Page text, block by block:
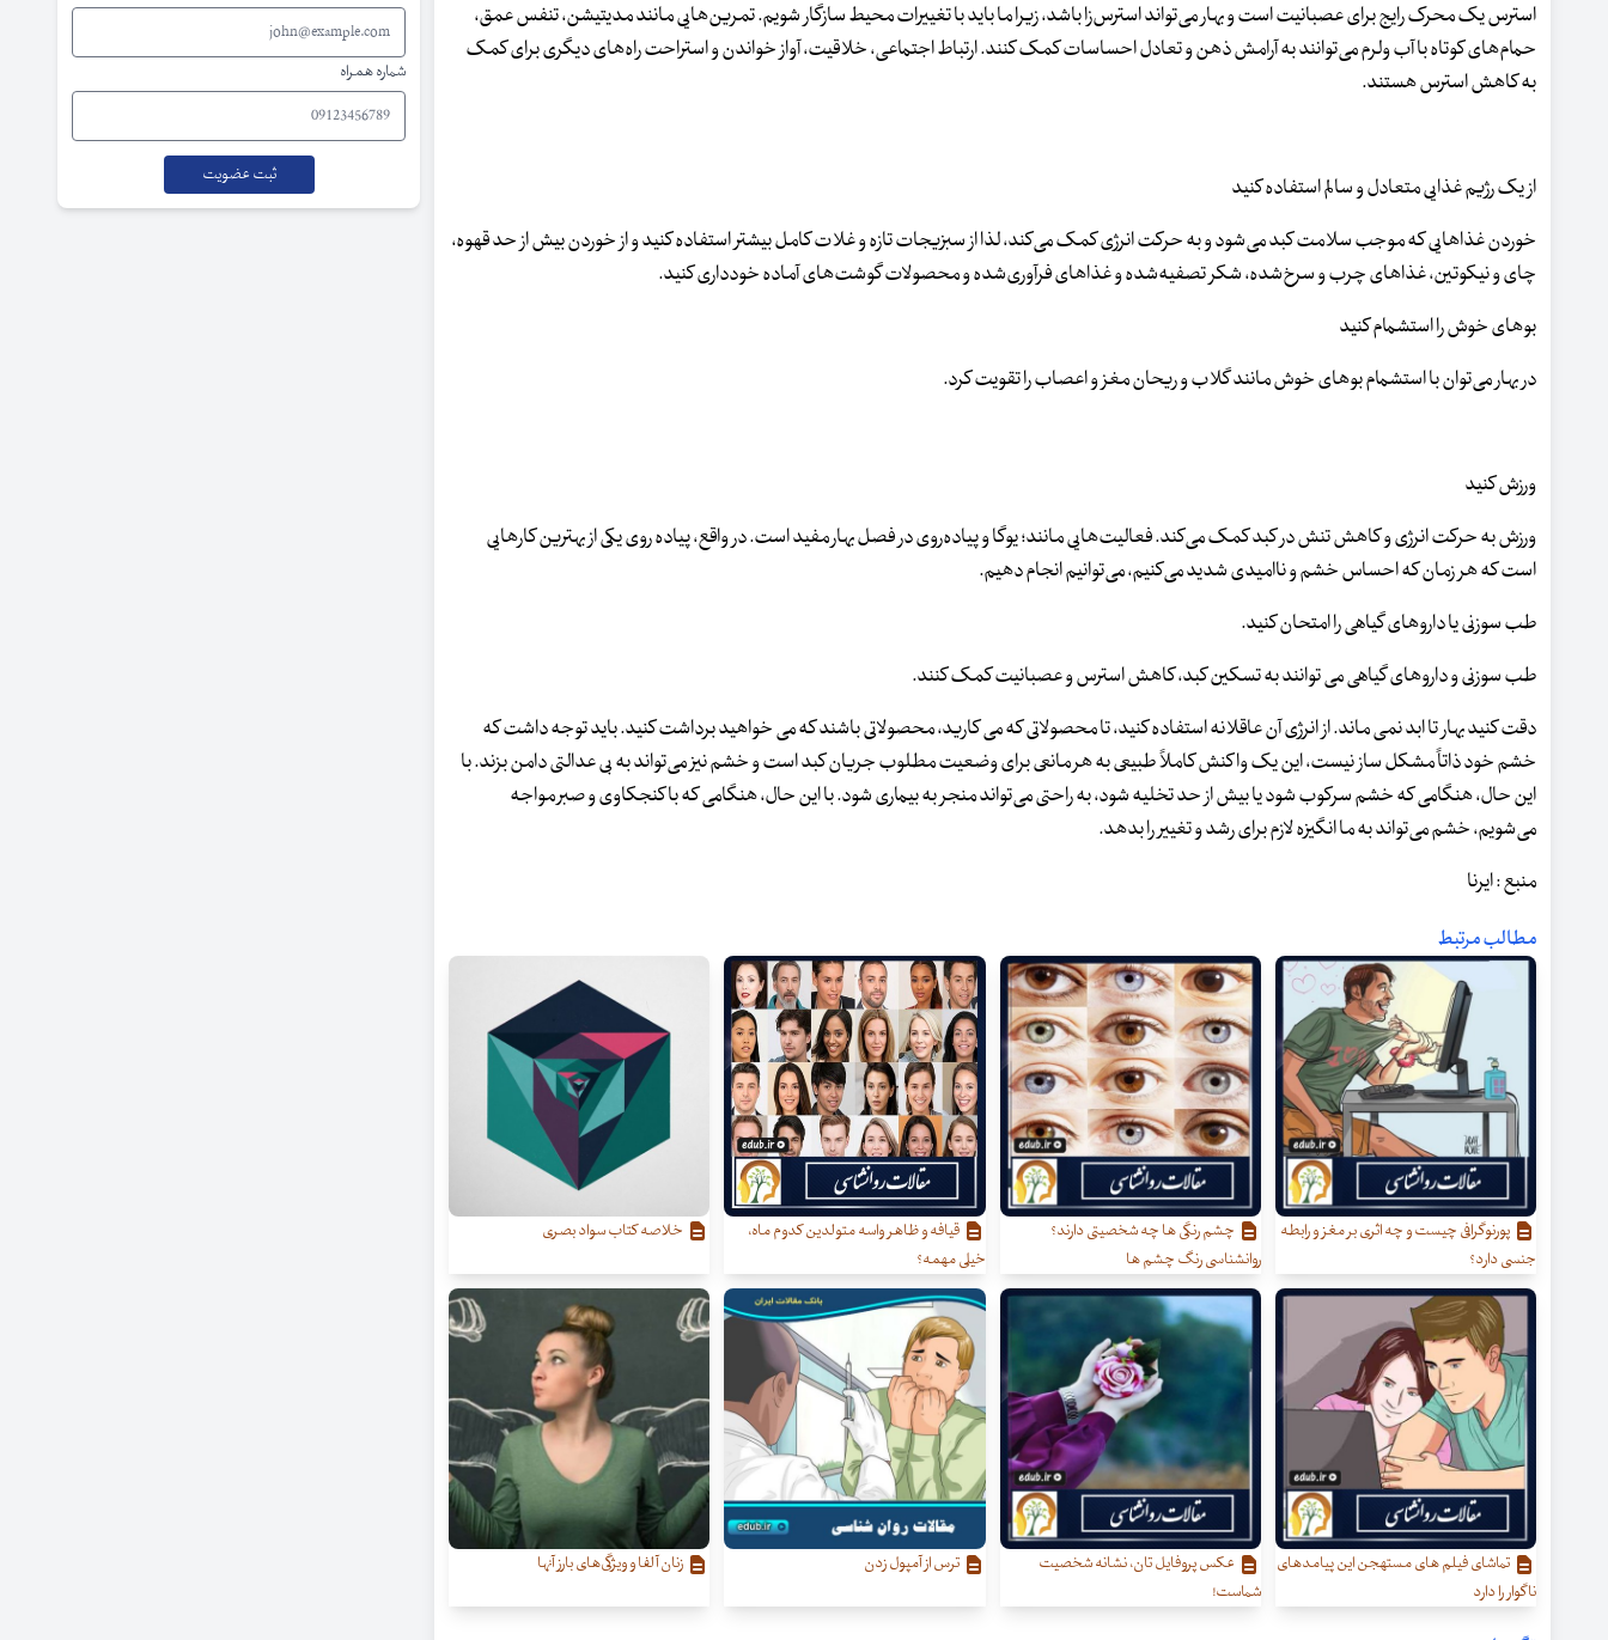
استرس یک محرک رایج برای عصبانیت است و بهار می‌تواند استرس‌زا باشد، زیرا ما باید با تغییرات محیط سازگار شویم. تمرین‌هایی مانند مدیتیشن، تنفس عمق،
حمام‌های کوتاه با ‌آب ولرم می‌توانند به آرامش ذهن و تعادل احساسات کمک کنند. ارتباط اجتماعی، خلاقیت، آواز خواندن و استراحت راه‌های دیگری برای کمک
به کاهش استرس هستند.
از یک رژیم غذایی متعادل و سالم استفاده کنید
خوردن غذاهایی که موجب سلامت کبد می‌شود و به حرکت انرژی کمک می‌کند، لذا از سبزیجات تازه و غلات کامل بیشتر استفاده کنید و از خوردن بیش از حد قهوه،
چای و نیکوتین، غذاهای چرب و سرخ‌شده، شکر تصفیه‌شده و غذاهای فرآوری‌شده و محصولات گوشت‌های آماده خودداری کنید.
بوهای خوش را استشمام کنید
در بهار می‌توان با استشمام بوهای خوش مانند گلاب و ریحان مغز و اعصاب را تقویت کرد.
ورزش کنید
ورزش به حرکت انرژی و کاهش تنش در کبد کمک می‌کند. فعالیت‌هایی مانند؛ یوگا و پیاده‌روی در فصل بهار مفید است. در واقع، پیاده روی یکی از بهترین کارهایی
است که هر زمان که احساس خشم و ناامیدی شدید می‌کنیم، می‌توانیم انجام دهیم.
طب سوزنی یا داروهای گیاهی را امتحان کنید.
طب سوزنی و داروهای گیاهی می توانند به تسکین کبد، کاهش استرس و عصبانیت کمک کنند.
دقت کنید بهار تا ابد نمی ماند. از انرژی آن عاقلانه استفاده کنید، تا محصولاتی که می کارید، محصولاتی باشند که می خواهید برداشت کنید. باید توجه داشت که
خشم خود ذاتاً مشکل ساز نیست، این یک واکنش کاملاً طبیعی به هر مانعی برای وضعیت مطلوب جریان کبد است و خشم نیز می‌تواند به بی عدالتی دامن بزند. با
این حال، هنگامی که خشم سرکوب شود یا بیش از حد تخلیه شود، به راحتی می‌تواند منجر به بیماری شود. با این حال، هنگامی که با کنجکاوی و صبر مواجه
می‌شویم، خشم می‌تواند به ما انگیزه لازم برای رشد و تغییر را بدهد.
منبع : ایرنا
مطالب مرتبط
پورنوگرافی چیست و چه اثری بر مغز و رابطه
جنسی دارد؟
چشم رنگی ها چه شخصیتی دارند؟
روانشناسی رنگ چشم ها
قیافه و ظاهر واسه متولدین کدوم ماه،
خیلی مهمه؟
خلاصه کتاب سواد بصری
تماشای فیلم های مستهجن این پیامدهای
ناگوار را دارد
عکس پروفایل تان، نشانه شخصیت
شماست!
ترس از آمپول زدن زنان آلفا و ویژگی‌‌های بارز آنها
شماره همراه